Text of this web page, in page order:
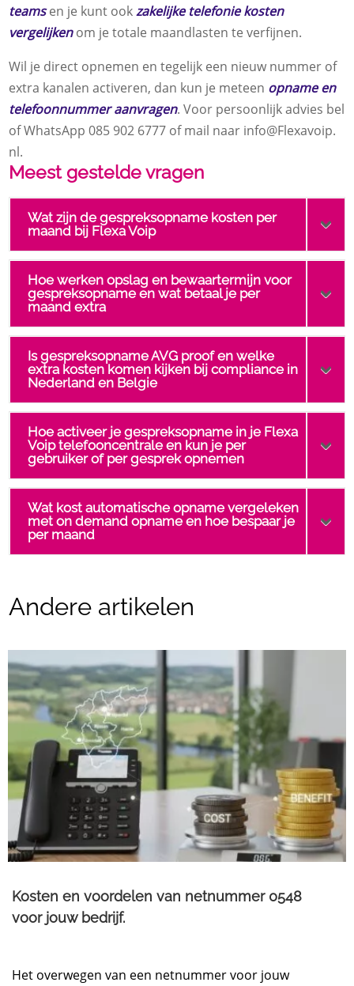
teamsen je kunt ookzakelijke telefonie kosten
vergelijkenom je totale maandlasten te verfijnen.​
Wil je direct opnemen en tegelijk een nieuw nummer of
extra kanalen activeren, dan kun je meteen opname en
telefoonnummer aanvragen.​ Voor persoonlijk advies bel
of WhatsApp 085 902 6777 of mail naar info@Flexavoip.​
nl.​
Meest gestelde vragen
Wat zijn de gespreksopname kosten per
maand bij Flexa Voip
Hoe werken opslag en bewaartermijn voor
gespreksopname en wat betaal je per
maand extra
Is gespreksopname AVG proof en welke
extra kosten komen kijken bij compliance in
Nederland en Belgie
Hoe activeer je gespreksopname in je Flexa
Voip telefooncentrale en kun je per
gebruiker of per gesprek opnemen
Wat kost automatische opname vergeleken
met on demand opname en hoe bespaar je
per maand
Andere artikelen
Kosten en voordelen van netnummer 0548
voor jouw bedrijf.​
Het overwegen van een netnummer voor jouw